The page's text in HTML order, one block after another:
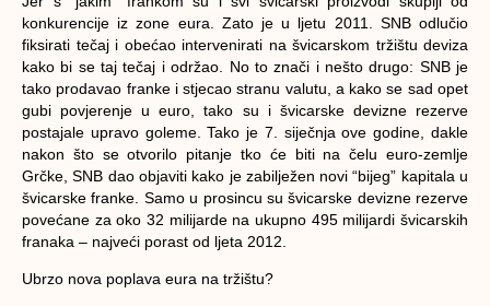
konkurencije iz zone eura. Zato je u ljetu 2011. SNB odlučio
fiksirati tečaj i obećao intervenirati na švicarskom tržištu deviza
kako bi se taj tečaj i održao. No to znači i nešto drugo: SNB je
tako prodavao franke i stjecao stranu valutu, a kako se sad opet
gubi povjerenje u euro, tako su i švicarske devizne rezerve
postajale upravo goleme. Tako je 7. siječnja ove godine, dakle
nakon što se otvorilo pitanje tko će biti na čelu euro-zemlje
Grčke, SNB dao objaviti kako je zabilježen novi “bijeg” kapitala u
švicarske franke. Samo u prosincu su švicarske devizne rezerve
povećane za oko 32 milijarde na ukupno 495 milijardi švicarskih
franaka – najveći porast od ljeta 2012.
Ubrzo nova poplava eura na tržištu?